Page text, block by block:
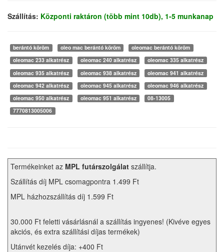
Szállítás: Központi raktáron (több mint 10db), 1-5 munkanap
berántó köröm oleo mac berántó köröm
oleomac berántó köröm
oleomac 233 alkatrész
oleomac 240 alkatrész
oleomac 335 alkatrész
oleomac 935 alkatrész
oleomac 938 alkatrész
oleomac 941 alkatrész
oleomac 942 alkatrész
oleomac 945 alkatrész
oleomac 946 alkatrész
oleomac 950 alkatrész
oleomac 951 alkatrész
08-13005
7770813005006
Termékeinket az MPL futárszolgálat szállítja.
Szállítás díj MPL csomagpontra 1.499 Ft
MPL házhozszállítás díj 1.599 Ft
30.000 Ft feletti vásárlásnál a szállítás ingyenes! (Kivéve egyes
akciós, és extra szállítási díjas termékek)
Utánvét kezelés díja: +400 Ft